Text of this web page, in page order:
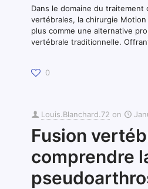
Dans le domaine du traitement
vertébrales, la chirurgie Motion
plus comme une alternative
vertébrale traditionnelle.
0
Louis.Blanchard.72 on
Fusion
comprendre